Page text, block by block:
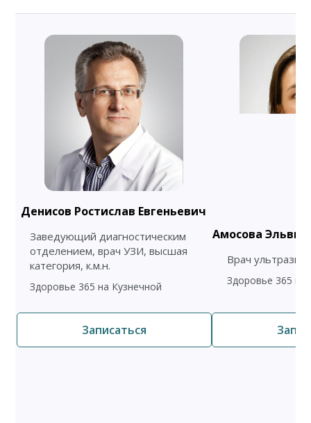
Денисов Ростислав Евгеньевич
Заведующий диагностическим
отделением, врач УЗИ, высшая
категория, к.м.н.
Здоровье 365 на Кузнечной
Записаться
Амосова
Врач
Здоровье 365